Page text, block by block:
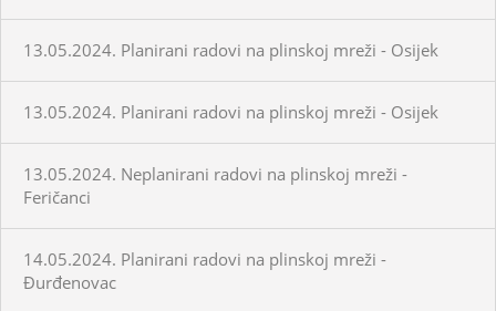
13.05.2024. Planirani radovi na plinskoj mreži - Osijek
13.05.2024. Planirani radovi na plinskoj mreži - Osijek
13.05.2024. Neplanirani radovi na plinskoj mreži -
Feričanci
14.05.2024. Planirani radovi na plinskoj mreži -
Đurđenovac